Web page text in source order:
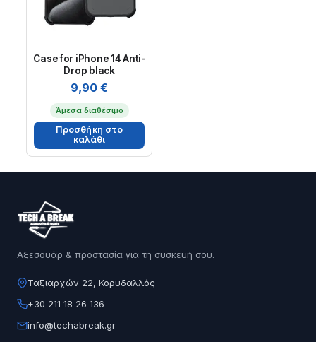
Case for iPhone 14 Anti-
Drop black
9,90€
Άμεσα διαθέσιμο
Προσθήκη στο
καλάθι
Αξεσουάρ & προστασία για τη συσκευή σου.
Ταξιαρχών 22, Κορυδαλλός
+30 211 18 26 136
info@techabreak.gr